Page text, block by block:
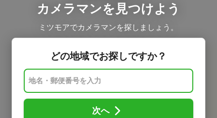
カメラマンを見つけよう
ミツモアでカメラマンを探しましょう。
どの地域でお探しですか？
次へ